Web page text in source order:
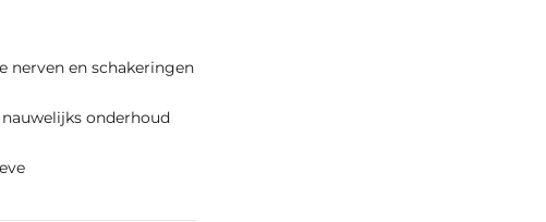
nerven en schakeringen
onderhoud